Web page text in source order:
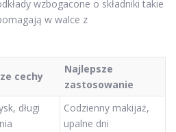
wzbogacone o składniki takie
w walce z
cechy
Najlepsze
zastosowanie
długi
Codzienny makijaż,
upalne dni